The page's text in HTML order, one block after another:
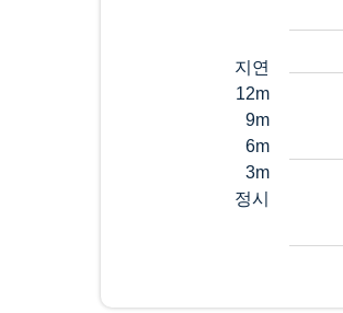
지연
12m
9m
6m
3m
정시